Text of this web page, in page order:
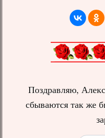
Поздравляю,
сбываются так же